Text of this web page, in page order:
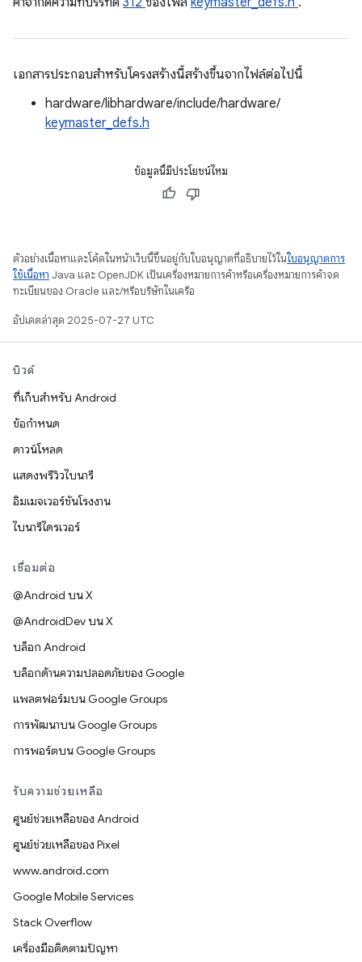
เอกสารประกอบสำหรับโครงสร้างนี้สร้างขึ้นจากไฟล์ต่อไปนี้
hardware/libhardware/include/hardware/
keymaster_defs.h
ข้อมูลนี้มีประโยชน์ไหม
ตัวอย่างเนื้อหาและโค้ดในหน้าเว็บนี้ขึ้นอยู่กับใบอนุญาตที่อธิบายไว้ในใบอนุญาตการ
ใช้เนื้อหา Java และ OpenJDK เป็นเครื่องหมายการค้าหรือเครื่องหมายการค้าจด
ทะเบียนของ Oracle และ/หรือบริษัทในเครือ
อัปเดตล่าสุด 2025-07-27 UTC
บิวด์
ที่เก็บสำหรับ Android
ข้อกำหนด
ดาวน์โหลด
แสดงพรีวิวไบนารี
อิมเมจเวอร์ชันโรงงาน
ไบนารีไดรเวอร์
เชื่อมต่อ
@Android บน X
@AndroidDev บน X
บล็อก Android
บล็อกด้านความปลอดภัยของ Google
แพลตฟอร์มบน Google Groups
การพัฒนาบน Google Groups
การพอร์ตบน Google Groups
รับความช่วยเหลือ
ศูนย์ช่วยเหลือของ Android
ศูนย์ช่วยเหลือของ Pixel
www.android.com
Google Mobile Services
Stack Overflow
เครื่องมือติดตามปัญหา